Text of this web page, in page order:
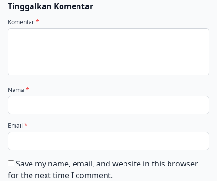
Tinggalkan Komentar
Komentar*
Nama *
Email *
Save my name, email, and website in this browser
for the next time I comment.